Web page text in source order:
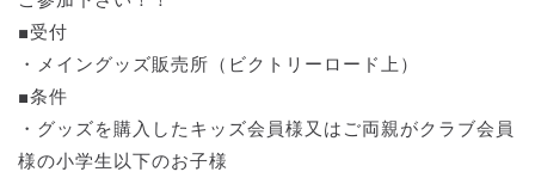
■受付
・メイングッズ販売所（ビクトリーロード上）
■条件
・グッズを購入したキッズ会員様又はご両親がクラブ会員
様の小学生以下のお子様